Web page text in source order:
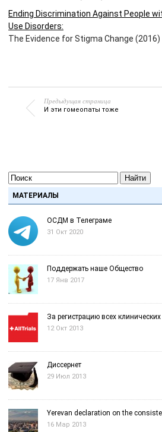
Ending Discrimination Against People
Use Disorders:
The Evidence for Stigma Change (2016)
Предыдущая страница
И эти гомеопаты тоже
Найти
МАТЕРИАЛЫ
ОСДМ в Телеграме
31 Окт 2020
Поддержать наше Общество
17 Янв 2017
За регистрацию всех
12 Окт 2013
Диссернет
29 Июл 2013
Yerevan declaration on the
16 Мар 2013